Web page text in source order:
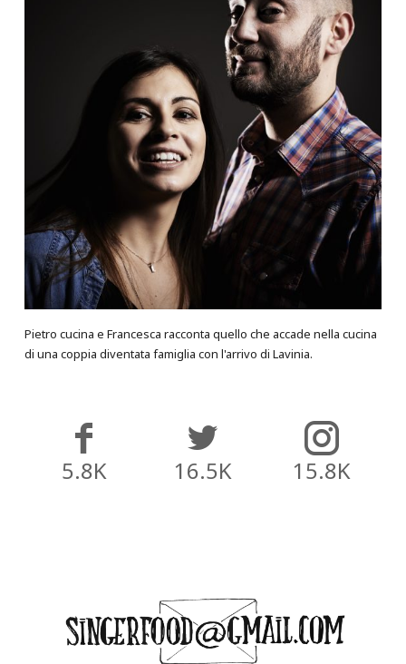
Pietro cucina e Francesca racconta quello che accade nella cucina
di una coppia diventata famiglia con l'arrivo di Lavinia.
5.8K 16.5K 15.8K